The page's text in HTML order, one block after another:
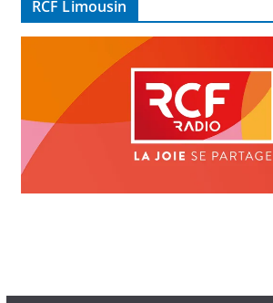
RCF Limousin